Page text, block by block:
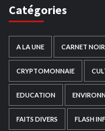
Catégories
A LA UNE CARNET NOIR
CRYPTOMONNAIE
EDUCATION
FAITS DIVERS FLASH